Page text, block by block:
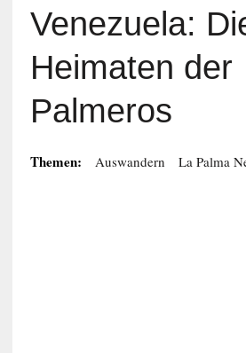
Venezuela:
Heimaten der
Palmeros
Themen: Auswandern La Palma